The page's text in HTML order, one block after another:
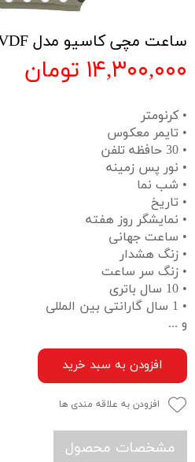
ساعت مچی کاسیو مدل HDC-700-3A3VDF
۱۴,۳۰۰,۰۰۰ تومان
• کرنومتر
• تایمر معکوس
• 30 حافظه تلفن
• نور پس زمینه
• شب نما
• تاریخ
• نمایشگر روز هفته
• ساعت جهانی
• زنگ هشدار
• زنگ سر ساعت
• 10 سال باتری
• 1 سال گارانتی بین المللی
و ...
افزودن به سبد خرید
افزودن به علاقه مندی ها
مشخصات محصول